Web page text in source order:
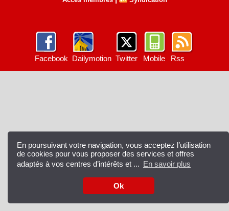
En poursuivant votre navigation, vous acceptez l’utilisation
de cookies pour vous proposer des services et offres
adaptés à vos centres d’intérêts et ... En savoir plus
Ok
Facebook Dailymotion Twitter Mobile Rss